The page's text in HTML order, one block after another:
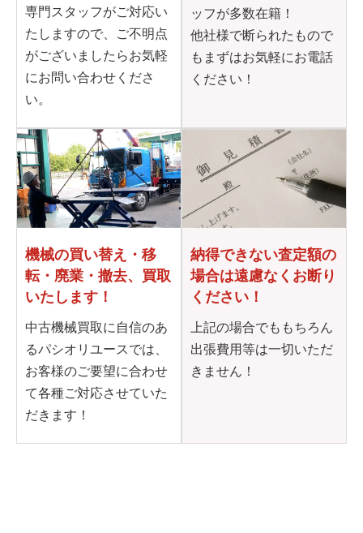
専門スタッフがご対応い
たしますので、ご不明点
がございましたらお気軽
にお問い合わせくださ
い。
ッフが多数在籍！
他社様で断られたもので
もまずはお気軽にお電話
ください！
機械の買い替え・移
転・ 廃業・撤去、買取
いたします！
中古機械買取に自信のあ
るパシオリユースでは、
お客様のご要望に合わせ
て各種ご対応させていた
だきます！
納得できない査定額の
場合は遠慮なくお断り
ください！
上記の場合でももちろん
出張費用等は一切いただ
きません！